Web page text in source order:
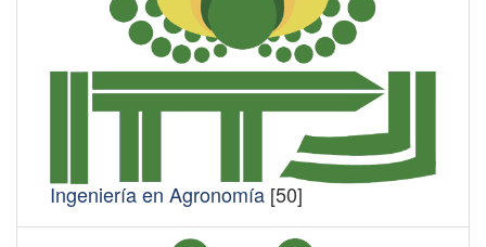
Ingeniería en Agronomía [50]